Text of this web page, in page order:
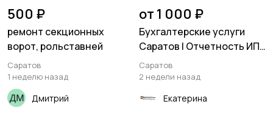
500 ₽
ремонт секционных
ворот, рольставней
Саратов
1 неделю назад
Дмитрий
от 1 000 ₽
Бухгалтерские услуги
Саратов | Отчетность ИП
и ООО
Саратов
2 недели назад
Екатерина